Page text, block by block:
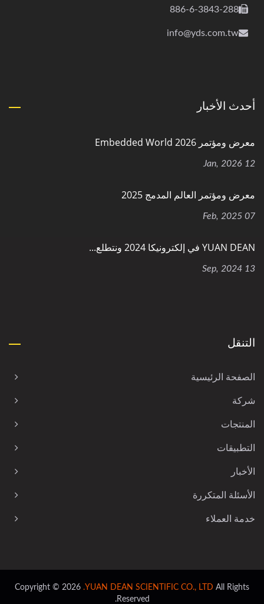
886-6-3843-288
info@yds.com.tw
أحدث الأخبار
معرض ومؤتمر Embedded World 2026
12 Jan, 2026
معرض ومؤتمر العالم المدمج 2025
07 Feb, 2025
YUAN DEAN في إلكترونيكا 2024 ونتطلع...
13 Sep, 2024
التنقل
الصفحة الرئيسية
شركة
المنتجات
التطبيقات
الأخبار
الأسئلة المتكررة
خدمة العملاء
Copyright © 2026 YUAN DEAN SCIENTIFIC CO., LTD. All Rights
Reserved.